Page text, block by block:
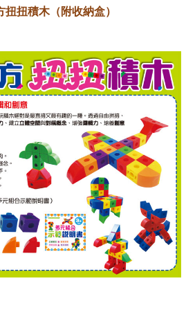
扭扭積木（附收納盒）